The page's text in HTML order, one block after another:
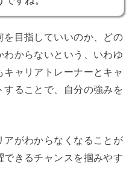
を目指していいのか、どの
わからないという、いわゆ
ャリアトレーナーとキャ
することで、自分の強みを
がわからなくなることが
きるチャンスを掴みやす